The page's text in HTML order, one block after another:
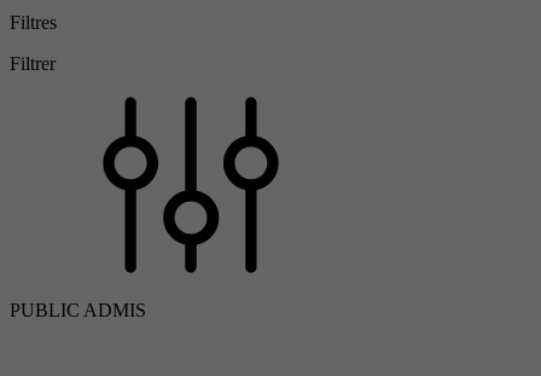
Filtres
Filtrer
PUBLIC ADMIS